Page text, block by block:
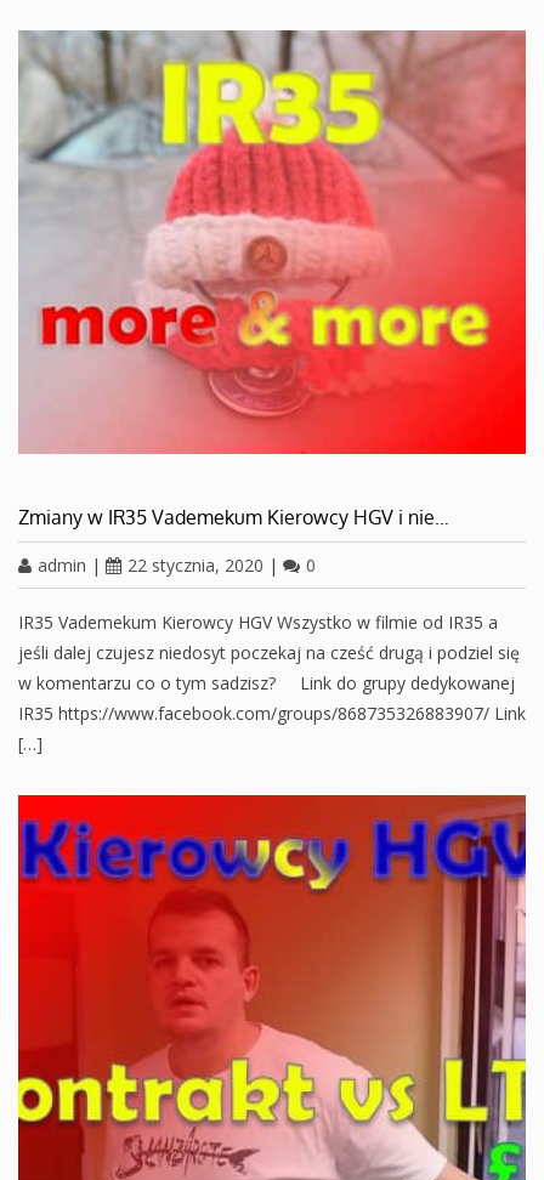
Zmiany w IR35 Vademekum Kierowcy HGV i nie…
admin | 22 stycznia, 2020 | 0
IR35 Vademekum Kierowcy HGV Wszystko w filmie od IR35 a
jeśli dalej czujesz niedosyt poczekaj na cześć drugą i podziel się
w komentarzu co o tym sadzisz? Link do grupy dedykowanej
IR35 https://www.facebook.com/groups/868735326883907/ Link
[…]